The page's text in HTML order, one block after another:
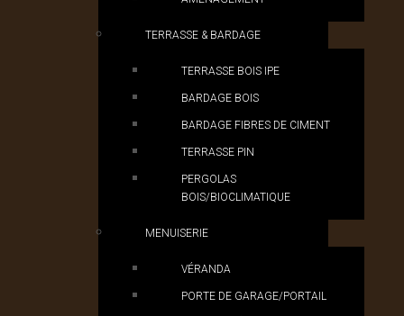
TERRASSE & BARDAGE
TERRASSE BOIS IPE
BARDAGE BOIS
BARDAGE FIBRES DE CIMENT
TERRASSE PIN
PERGOLAS
BOIS/BIOCLIMATIQUE
MENUISERIE
VÉRANDA
PORTE DE GARAGE/PORTAIL